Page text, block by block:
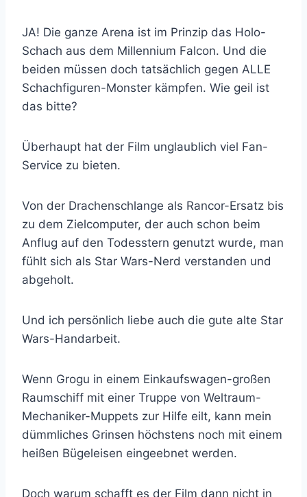
JA! Die ganze Arena ist im Prinzip das Holo-
Schach aus dem Millennium Falcon. Und die
beiden müssen doch tatsächlich gegen ALLE
Schachfiguren-Monster kämpfen. Wie geil ist
das bitte?
Überhaupt hat der Film unglaublich viel Fan-
Service zu bieten.
Von der Drachenschlange als Rancor-Ersatz bis
zu dem Zielcomputer, der auch schon beim
Anflug auf den Todesstern genutzt wurde, man
fühlt sich als Star Wars-Nerd verstanden und
abgeholt.
Und ich persönlich liebe auch die gute alte Star
Wars-Handarbeit.
Wenn Grogu in einem Einkaufswagen-großen
Raumschiff mit einer Truppe von Weltraum-
Mechaniker-Muppets zur Hilfe eilt, kann mein
dümmliches Grinsen höchstens noch mit einem
heißen Bügeleisen eingeebnet werden.
Doch warum schafft es der Film dann nicht in